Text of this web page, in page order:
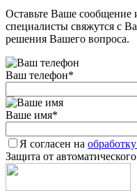
Оставьте Ваше
специалисты свяжутся с
решения Вашего вопроса.
Ваш телефон*
Ваше имя*
Я согласен на
Защита от